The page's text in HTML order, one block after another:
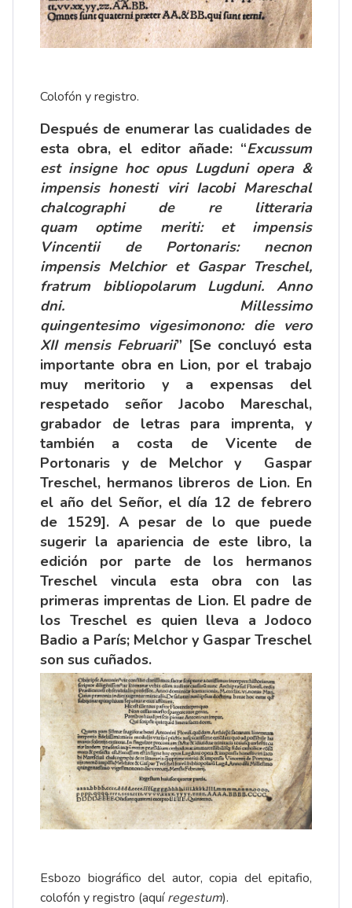
Colofón y registro.
Después de enumerar las cualidades de
esta obra, el editor añade: “Excussum
est insigne hoc opus Lugduni opera &
impensis honesti viri Iacobi Mareschal
chalcographi de re litteraria
quam optime meriti: et impensis
Vincentii de Portonaris: necnon
impensis Melchior et Gaspar Treschel,
fratrum bibliopolarum Lugduni. Anno
dni. Millessimo
quingentesimo vigesimonono: die vero
XII mensis Februarii” [Se concluyó esta
importante obra en Lion, por el trabajo
muy meritorio y a expensas del
respetado señor Jacobo Mareschal,
grabador de letras para imprenta, y
también a costa de Vicente de
Portonaris y de Melchor y Gaspar
Treschel, hermanos libreros de Lion. En
el año del Señor, el día 12 de febrero
de 1529]. A pesar de lo que puede
sugerir la apariencia de este libro, la
edición por parte de los hermanos
Treschel vincula esta obra con las
primeras imprentas de Lion. El padre de
los Treschel es quien lleva a Jodoco
Badio a París; Melchor y Gaspar Treschel
son sus cuñados.
Esbozo biográfico del autor, copia del epitafio,
colofón y registro (aquíregestum).